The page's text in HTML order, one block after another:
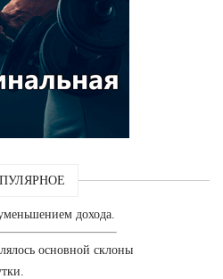
дохода.
основной склоны